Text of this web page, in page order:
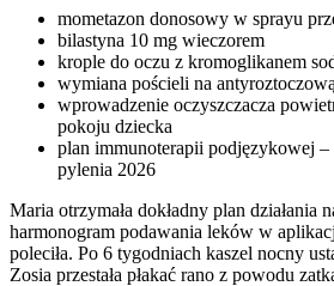
mometazon donosowy w sprayu
bilastyna 10 mg wieczorem
krople do oczu z kromoglikanem
wymiana pościeli na antyroztoczową
wprowadzenie oczyszczacza
pokoju dziecka
plan immunoterapii podjęzykowej –
pylenia 2026
Maria otrzymała dokładny plan działania
harmonogram podawania leków w
poleciła. Po 6 tygodniach kaszel nocny
Zosia przestała płakać rano z powodu